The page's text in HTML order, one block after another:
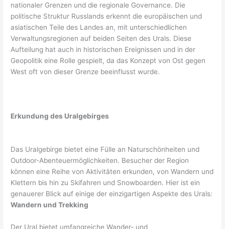
nationaler Grenzen und die regionale Governance. Die
politische Struktur Russlands erkennt die europäischen und
asiatischen Teile des Landes an, mit unterschiedlichen
Verwaltungsregionen auf beiden Seiten des Urals. Diese
Aufteilung hat auch in historischen Ereignissen und in der
Geopolitik eine Rolle gespielt, da das Konzept von Ost gegen
West oft von dieser Grenze beeinflusst wurde.
Erkundung des Uralgebirges
Das Uralgebirge bietet eine Fülle an Naturschönheiten und
Outdoor-Abenteuermöglichkeiten. Besucher der Region
können eine Reihe von Aktivitäten erkunden, von Wandern und
Klettern bis hin zu Skifahren und Snowboarden. Hier ist ein
genauerer Blick auf einige der einzigartigen Aspekte des Urals:
Wandern und Trekking
Der Ural bietet umfangreiche Wander- und